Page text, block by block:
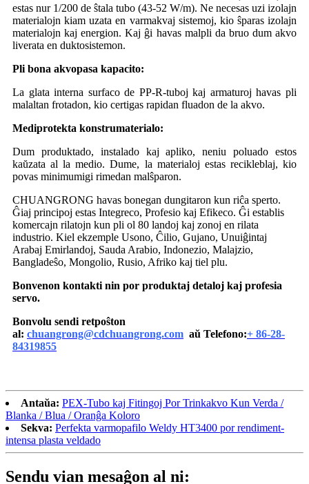
estas nur 1/200 de ŝtala tubo (43-52 W/m). Ne necesas uzi izolajn
materialojn kiam uzata en varmakvaj sistemoj, kio ŝparas izolajn
materialojn kaj energion. Kaj ĝi havas malpli da bruo dum akvo
liverata en duktosistemon.
Pli bona akvopasa kapacito:
La glata interna surfaco de PP-R-tuboj kaj armaturoj havas pli
malaltan frotadon, kio certigas rapidan fluadon de la akvo.
Mediprotekta konstrumaterialo:
Dum produktado, instalado kaj apliko, neniu poluado estos
kaŭzata al la medio. Dume, la materialoj estas recikleblaj, kio
povas minimumigi rimedan malŝparon.
CHUANGRONG havas bonegan dungitaron kun riĉa sperto.
Ĝiaj principoj estas Integreco, Profesio kaj Efikeco. Ĝi establis
komercajn rilatojn kun pli ol 80 landoj kaj zonoj en rilata
industrio. Kiel ekzemple Usono, Ĉilio, Gujano, Unuiĝintaj
Arabaj Emirlandoj, Sauda Arabio, Indonezio, Malajzio,
Bangladeŝo, Mongolio, Rusio, Afriko kaj tiel plu.
Bonvenon kontakti nin por produktaj detaloj kaj profesia
servo.
Bonvolu sendi retpoŝton
al: chuangrong@cdchuangrong.com aŭ Telefono:+ 86-28-
84319855
Antaŭa: PEX-Tubo kaj Fitingoj Por Trinkakvo Kun Verda /
Blanka / Blua / Oranĝa Koloro
Sekva: Perfekta varmopafilo Weldy HT3400 por rendiment-
intensa plasta veldado
Sendu vian mesaĝon al ni: